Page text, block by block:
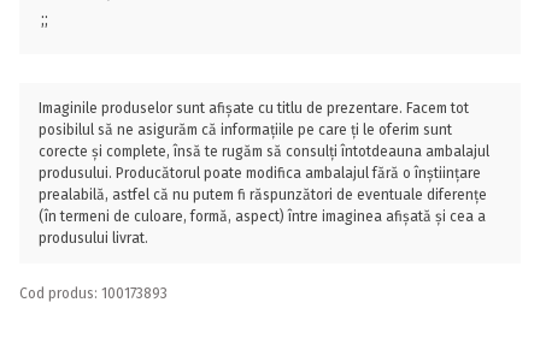
;;
Imaginile produselor sunt afișate cu titlu de prezentare. Facem tot
posibilul să ne asigurăm că informațiile pe care ți le oferim sunt
corecte și complete, însă te rugăm să consulți întotdeauna ambalajul
produsului. Producătorul poate modifica ambalajul fără o înștiințare
prealabilă, astfel că nu putem fi răspunzători de eventuale diferențe
(în termeni de culoare, formă, aspect) între imaginea afișată și cea a
produsului livrat.
Cod produs: 100173893